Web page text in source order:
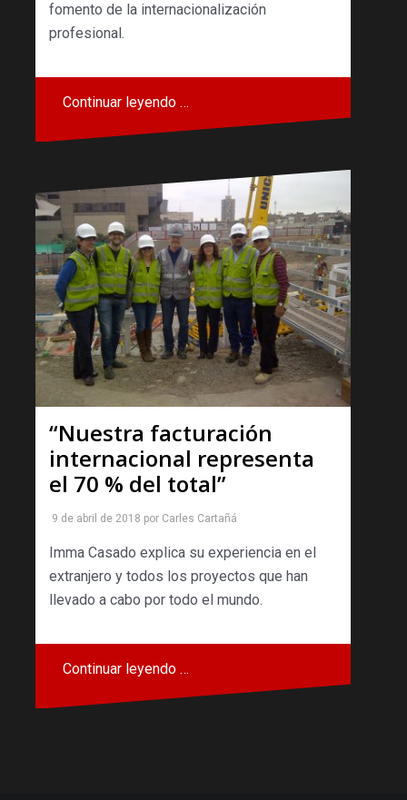
fomento de la internacionalización
profesional.
Continuar leyendo …
“Nuestra facturación
internacional representa
el 70 % del total”
9 de abril de 2018 por Carles Cartañá
Imma Casado explica su experiencia en el
extranjero y todos los proyectos que han
llevado a cabo por todo el mundo.
Continuar leyendo …